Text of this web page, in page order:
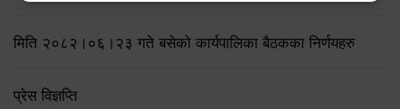
मिति २०८२।०६।२३ गते बसेको कार्यपालिका बैठकका निर्णयहरु
प्रेस विज्ञप्ति